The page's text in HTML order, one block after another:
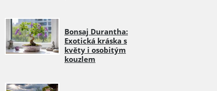
Bonsaj Durantha:
Exotická kráska s
květy i osobitým
kouzlem